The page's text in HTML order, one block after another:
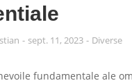
sept. 11, 2023 Diverse
fundamentale ale